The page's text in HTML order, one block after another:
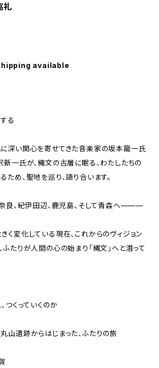
礼
available
る
深い関心を寄せてきた音楽家の坂本龍一氏
新一氏が、縄文の古層に眠る、わたしたちの
め、聖地を巡り、語り合います。
奈良、紀伊田辺、鹿児島、そして青森へ———
く変化している現在、これからのヴィジョン
ふたりが人間の心の始まり「縄文」へと潜って
つくっていくのか
遺跡からはじまった、ふたりの旅